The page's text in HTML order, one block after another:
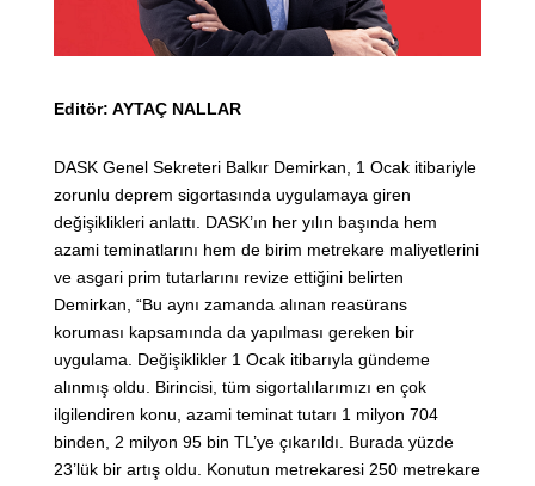
Editör: AYTAÇ NALLAR
DASK Genel Sekreteri Balkır Demirkan, 1 Ocak itibariyle
zorunlu deprem sigortasında uygulamaya giren
değişiklikleri anlattı. DASK’ın her yılın başında hem
azami teminatlarını hem de birim metrekare maliyetlerini
ve asgari prim tutarlarını revize ettiğini belirten
Demirkan, “Bu aynı zamanda alınan reasürans
koruması kapsamında da yapılması gereken bir
uygulama. Değişiklikler 1 Ocak itibarıyla gündeme
alınmış oldu. Birincisi, tüm sigortalılarımızı en çok
ilgilendiren konu, azami teminat tutarı 1 milyon 704
binden, 2 milyon 95 bin TL’ye çıkarıldı. Burada yüzde
23’lük bir artış oldu. Konutun metrekaresi 250 metrekare